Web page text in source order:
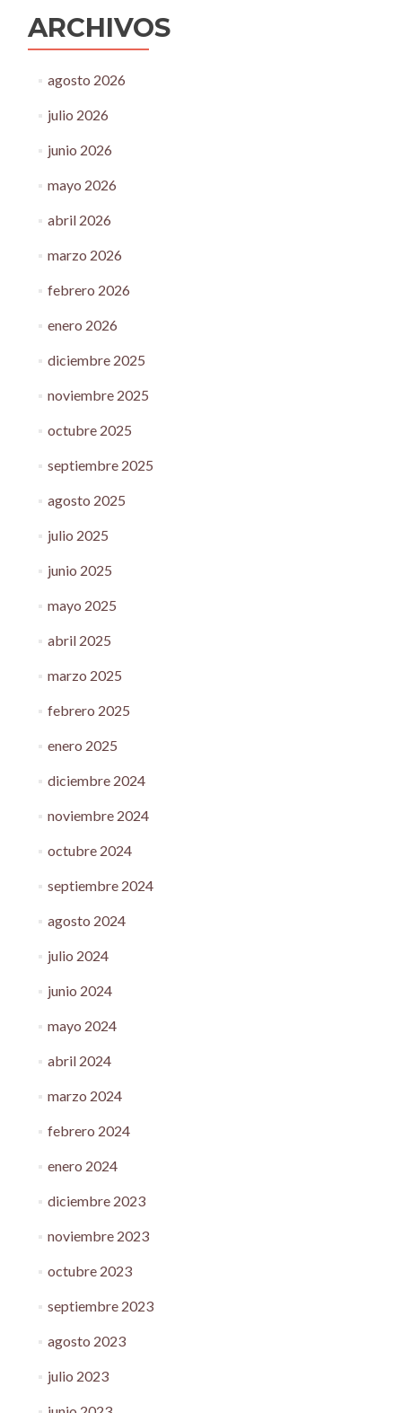
ARCHIVOS
agosto 2026
julio 2026
junio 2026
mayo 2026
abril 2026
marzo 2026
febrero 2026
enero 2026
diciembre 2025
noviembre 2025
octubre 2025
septiembre 2025
agosto 2025
julio 2025
junio 2025
mayo 2025
abril 2025
marzo 2025
febrero 2025
enero 2025
diciembre 2024
noviembre 2024
octubre 2024
septiembre 2024
agosto 2024
julio 2024
junio 2024
mayo 2024
abril 2024
marzo 2024
febrero 2024
enero 2024
diciembre 2023
noviembre 2023
octubre 2023
septiembre 2023
agosto 2023
julio 2023